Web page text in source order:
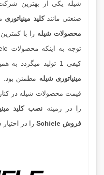
شیله یکی از بهترین شرکت
صنعتی مانندکلید مینیاتوری
محصولات شیله را با
کیفی 1 تولید میگردد به همین خاطر میتوان از
مینیاتوری شیله مطمئن
قیمت محصولات شیله در
را در زمینه نصب کلید
فروش Schiele
را در